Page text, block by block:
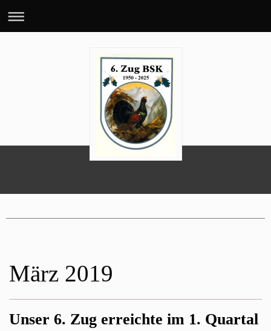
März 2019
Unser 6. Zug erreichte im 1. Quartal